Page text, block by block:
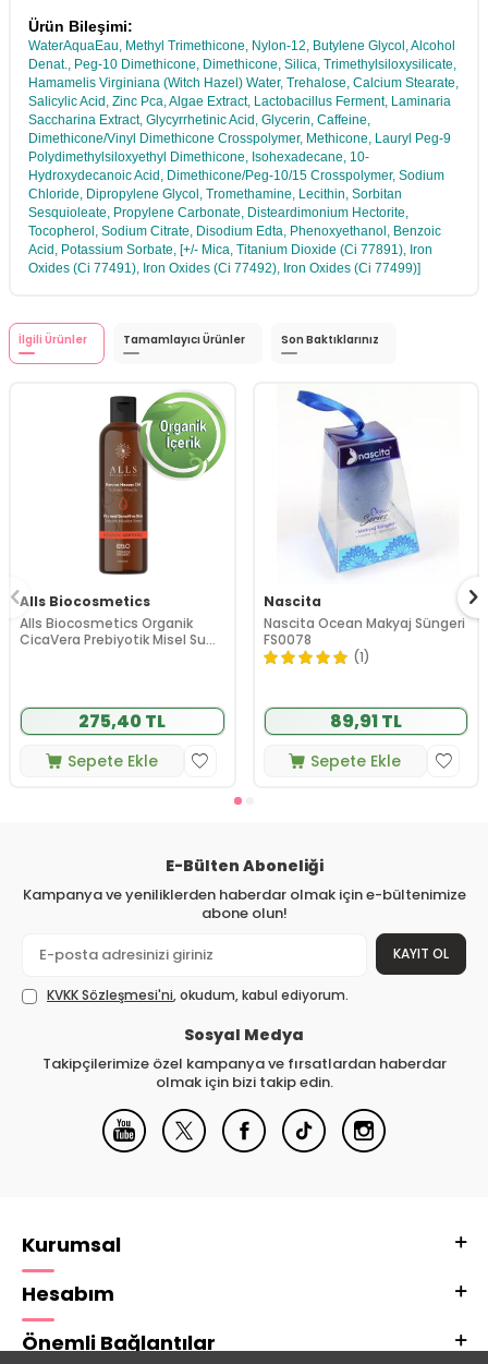
Ürün Bileşimi:
WaterAquaEau, Methyl Trimethicone, Nylon-12, Butylene Glycol, Alcohol
Denat., Peg-10 Dimethicone, Dimethicone, Silica, Trimethylsiloxysilicate,
Hamamelis Virginiana (Witch Hazel) Water, Trehalose, Calcium Stearate,
Salicylic Acid, Zinc Pca, Algae Extract, Lactobacillus Ferment, Laminaria
Saccharina Extract, Glycyrrhetinic Acid, Glycerin, Caffeine,
Dimethicone/Vinyl Dimethicone Crosspolymer, Methicone, Lauryl Peg-9
Polydimethylsiloxyethyl Dimethicone, Isohexadecane, 10-
Hydroxydecanoic Acid, Dimethicone/Peg-10/15 Crosspolymer, Sodium
Chloride, Dipropylene Glycol, Tromethamine, Lecithin, Sorbitan
Sesquioleate, Propylene Carbonate, Disteardimonium Hectorite,
Tocopherol, Sodium Citrate, Disodium Edta, Phenoxyethanol, Benzoic
Acid, Potassium Sorbate, [+/- Mica, Titanium Dioxide (Ci 77891), Iron
Oxides (Ci 77491), Iron Oxides (Ci 77492), Iron Oxides (Ci 77499)]
İlgili Ürünler Tamamlayıcı Ürünler Son Baktıklarınız
Alls Biocosmetics
Alls Biocosmetics Organik
CicaVera Prebiyotik Misel Su
275,40 TL
Sepete Ekle
Nascita
Nascita Ocean Makyaj Süngeri
FS0078
(1)
89,91 TL
Sepete Ekle
E-Bülten Aboneliği
Kampanya ve yeniliklerden haberdar olmak için e-bültenimize
abone olun!
KAYIT OL
KVKK Sözleşmesi'ni, okudum, kabul ediyorum.
Sosyal Medya
Takipçilerimize özel kampanya ve fırsatlardan haberdar
olmak için bizi takip edin.
Kurumsal
Hesabım
Önemli Bağlantılar